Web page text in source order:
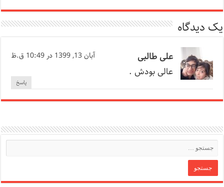
یک دیدگاه
علی طالبی آبان 13, 1399 در 10:49 ق.ظ
عالی بودش .
پاسخ